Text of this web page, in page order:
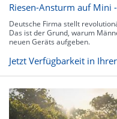
Riesen-Ansturm auf Mini
Deutsche Firma stellt
Das ist der Grund, warum
neuen Geräts aufgeben.
Jetzt Verfügbarkeit in